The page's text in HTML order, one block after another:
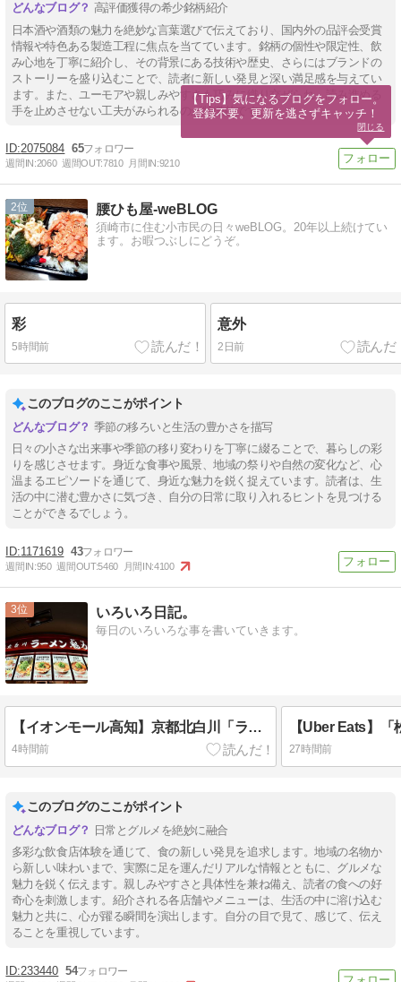
高評価獲得の希少銘柄紹介
日本酒や酒類の魅力を絶妙な言葉選びで伝えており、国内外の品評会受賞
情報や特色ある製造工程に焦点を当てています。銘柄の個性や限定性、飲
み心地を丁寧に紹介し、その背景にある技術や歴史、さらにはブランドの
ストーリーを盛り込むことで、読者に新しい発見と深い満足感を与えてい
ます。また、ユーモアや親しみやすさも巧みに織り交ぜられ、読み進める
手を止めさせない工夫がみられるのが特徴的です。
2075084 65
週間IN:2060 週間OUT:7810 月間IN:9210
2 腰ひも屋-weBLOG
須崎市に住む小市民の日々weBLOG。20年以上続けてい
ます。お暇つぶしにどうぞ。
彩
5時間前
意外
2日前
このブログのここがポイント
季節の移ろいと生活の豊かさを描写
日々の小さな出来事や季節の移り変わりを丁寧に綴ることで、暮らしの彩
りを感じさせます。身近な食事や風景、地域の祭りや自然の変化など、心
温まるエピソードを通じて、身近な魅力を鋭く捉えています。読者は、生
活の中に潜む豊かさに気づき、自分の日常に取り入れるヒントを見つける
ことができるでしょう。
1171619 43
週間IN:950 週間OUT:5460 月間IN:4100
3 いろいろ日記。
毎日のいろいろな事を書いていきます。
【イオンモール高知】京都北白川「ラーメン魁力屋」へ行く。
4時間前 27時間前
このブログのここがポイント
日常とグルメを絶妙に融合
多彩な飲食店体験を通じて、食の新しい発見を追求します。地域の名物か
ら新しい味わいまで、実際に足を運んだリアルな情報とともに、グルメな
魅力を鋭く伝えます。親しみやすさと具体性を兼ね備え、読者の食への好
奇心を刺激します。紹介される各店舗やメニューは、生活の中に溶け込む
魅力と共に、心が躍る瞬間を演出します。自分の目で見て、感じて、伝え
ることを重視しています。
233440 54
【Tips】気になるブログをフォロー。
登録不要。更新を逃さずキャッチ！
閉じる